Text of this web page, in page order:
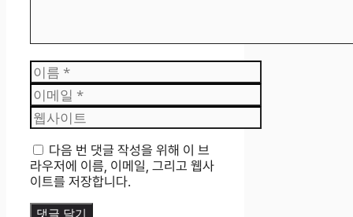
이
름
이
메
일
웹
사
이
트
다음 번 댓글 작성을 위해 이 브
라우저에 이름, 이메일, 그리고 웹사
이트를 저장합니다.